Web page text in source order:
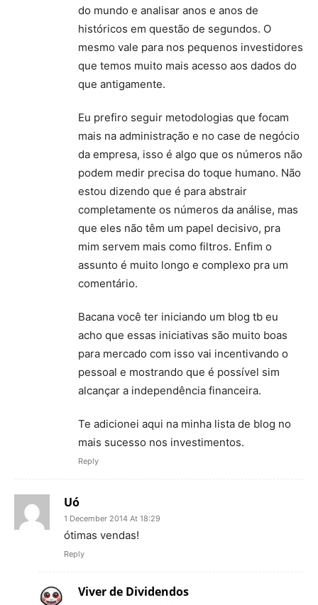
do mundo e analisar anos e anos de
históricos em questão de segundos. O
mesmo vale para nos pequenos investidores
que temos muito mais acesso aos dados do
que antigamente.
Eu prefiro seguir metodologias que focam
mais na administração e no case de negócio
da empresa, isso é algo que os números não
podem medir precisa do toque humano. Não
estou dizendo que é para abstrair
completamente os números da análise, mas
que eles não têm um papel decisivo, pra
mim servem mais como filtros. Enfim o
assunto é muito longo e complexo pra um
comentário.
Bacana você ter iniciando um blog tb eu
acho que essas iniciativas são muito boas
para mercado com isso vai incentivando o
pessoal e mostrando que é possível sim
alcançar a independência financeira.
Te adicionei aqui na minha lista de blog no
mais sucesso nos investimentos.
Reply
Uó
1 December 2014 At 18:29
ótimas vendas!
Reply
Viver de Dividendos